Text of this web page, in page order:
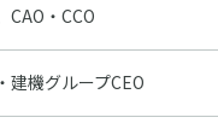
CAO・CCO
建機グループCEO